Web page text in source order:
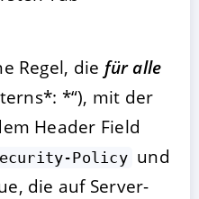
Regel, die für alle
*“), mit der
Header Field
Policy und
die auf Server-